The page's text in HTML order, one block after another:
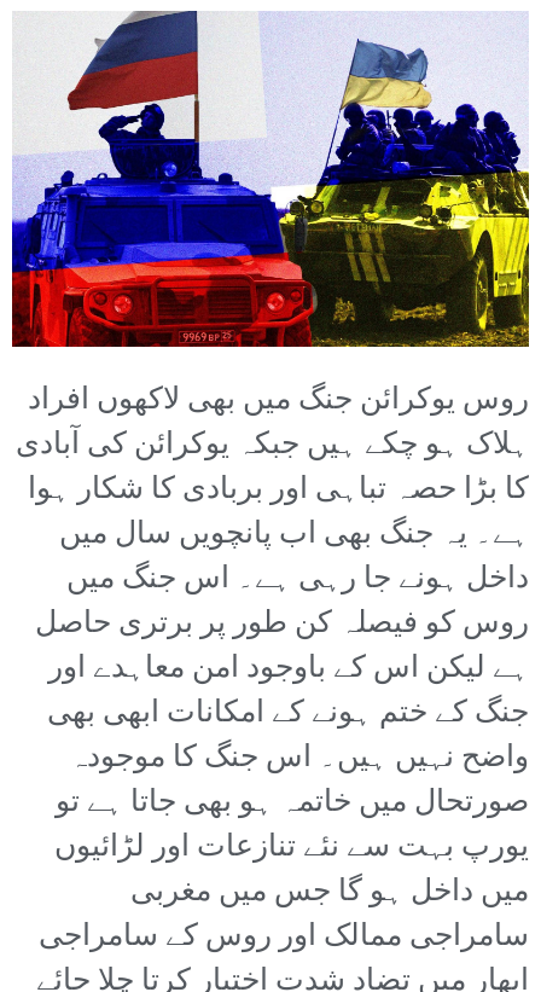
روس یوکرائن جنگ میں بھی لاکھوں افراد
ہلاک ہو چکے ہیں جبکہ یوکرائن کی آبادی
کا بڑا حصہ تباہی اور بربادی کا شکار ہوا
ہے۔ یہ جنگ بھی اب پانچویں سال میں
داخل ہونے جا رہی ہے۔ اس جنگ میں
روس کو فیصلہ کن طور پر برتری حاصل
ہے لیکن اس کے باوجود امن معاہدے اور
جنگ کے ختم ہونے کے امکانات ابھی بھی
واضح نہیں ہیں۔ اس جنگ کا موجودہ
صورتحال میں خاتمہ ہو بھی جاتا ہے تو
یورپ بہت سے نئے تنازعات اور لڑائیوں
میں داخل ہو گا جس میں مغربی
سامراجی ممالک اور روس کے سامراجی